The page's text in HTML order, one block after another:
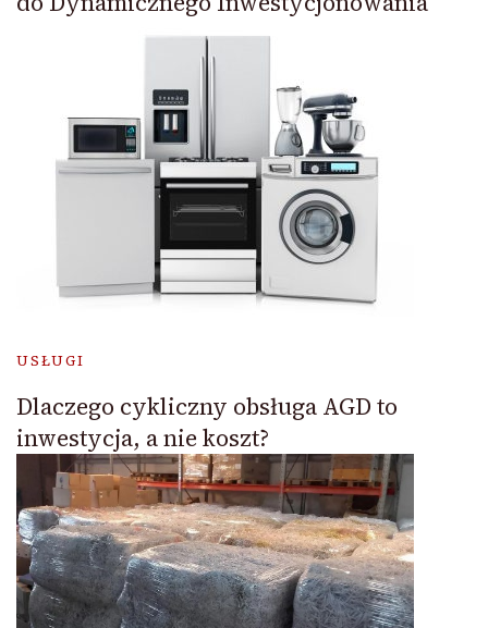
USŁUGI
Dlaczego cykliczny obsługa AGD to
inwestycja, a nie koszt?